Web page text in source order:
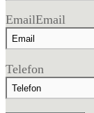
EmailEmail
Telefon